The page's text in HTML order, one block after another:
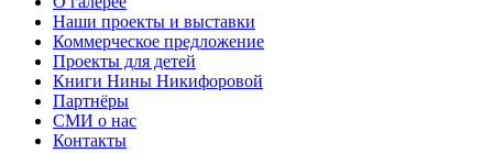
Наши проекты и выставки
Коммерческое предложение
Проекты для детей
Книги Нины Никифоровой
Партнёры
СМИ о нас
Контакты